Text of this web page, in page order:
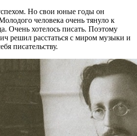
Но свои юные годы он
человека очень тянуло к
Очень хотелось писать. Поэтому
решил расстаться с миром музыки и
писательству.